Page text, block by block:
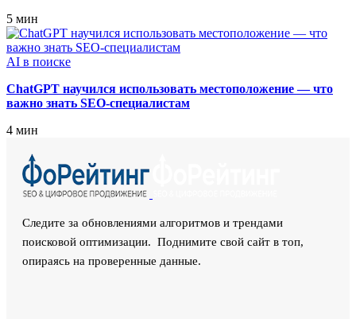
5 мин
AI в поиске
ChatGPT научился использовать местоположение — что
важно знать SEO-специалистам
4 мин
Следите за обновлениями алгоритмов и трендами
поисковой оптимизации. Поднимите свой сайт в топ,
опираясь на проверенные данные.